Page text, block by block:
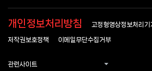
개인정보처리방침 고정형영상정보처리기
저작권보호정책 이메일무단수집거부
관련사이트